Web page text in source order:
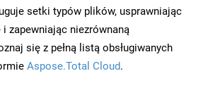
setki typów plików, usprawniając
i zapewniając niezrównaną
się z pełną listą obsługiwanych
Aspose.Total Cloud.